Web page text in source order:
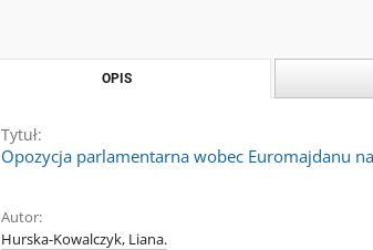
OPIS
Tytuł:
Opozycja parlamentarna wobec Euromajdanu
Autor:
Hurska-Kowalczyk, Liana.